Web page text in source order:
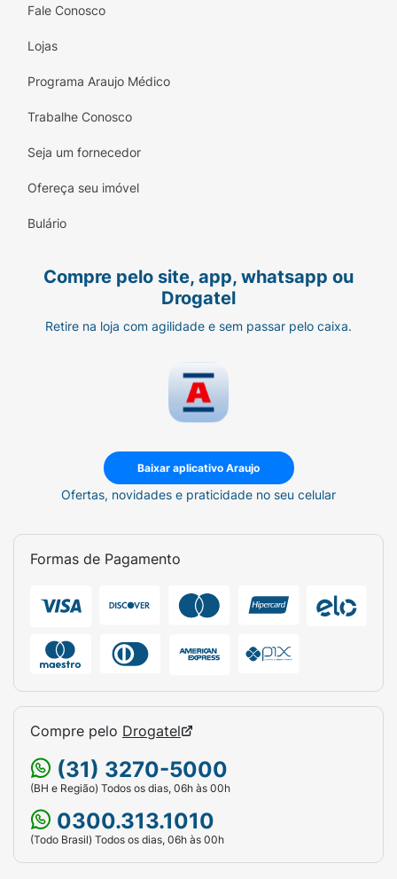
Fale Conosco
Lojas
Programa Araujo Médico
Trabalhe Conosco
Seja um fornecedor
Ofereça seu imóvel
Bulário
Compre pelo site, app, whatsapp ou
Drogatel
Retire na loja com agilidade e sem passar pelo caixa.
Baixar aplicativo Araujo
Ofertas, novidades e praticidade no seu celular
Formas de Pagamento
Compre pelo Drogatel
(31) 3270-5000
(BH e Região) Todos os dias, 06h às 00h
0300.313.1010
(Todo Brasil) Todos os dias, 06h às 00h